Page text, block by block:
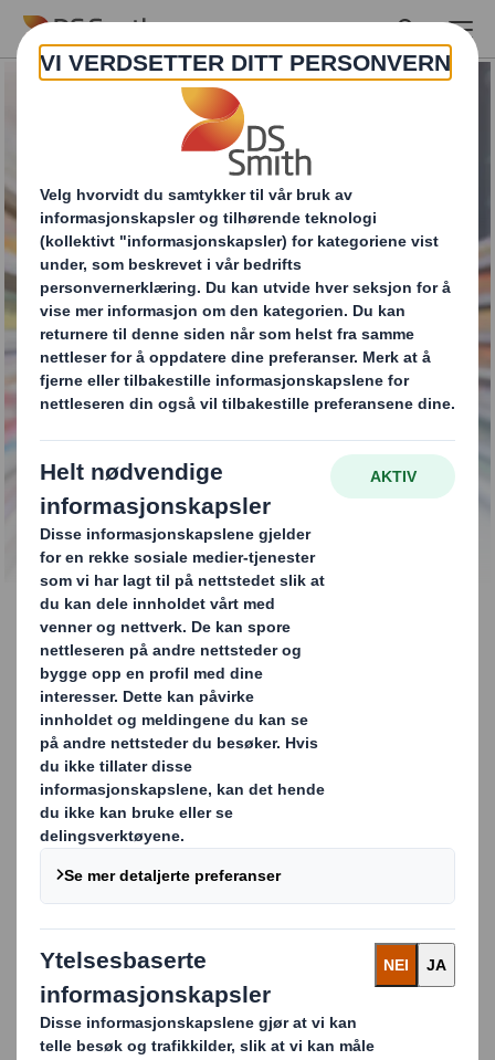
Skip to main content
Standardløsninger
Standardløsninger
Vi tilbyr et bredt utvalg av standardløsninger i
miljøsmart bølgepapp som raskt kan produseres og
leveres direkte til butikker eller logistikksentre.
Til høyre ser du noen eksempler på våre
standardløsninger.
Carousel. Use previous and next buttons to move